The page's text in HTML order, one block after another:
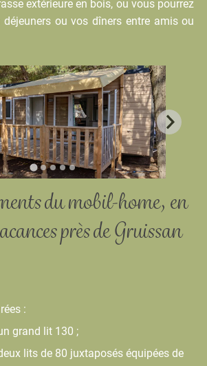
extérieure en bois, ou vous pourrez
ou vos dîners entre amis ou
du mobil-home, en
près de Gruissan
:
grand lit 130 ;
lits de 80 juxtaposés équipées de